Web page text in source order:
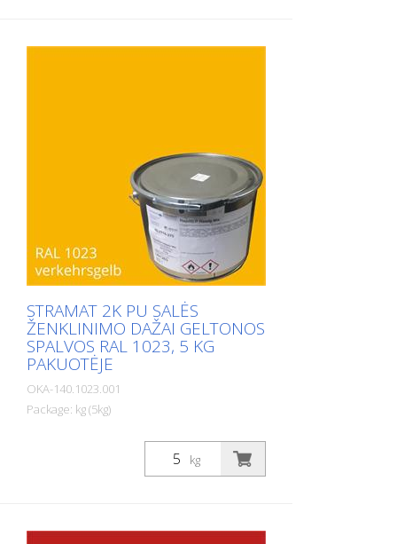
su bespalviu poliuretano glaistu. Idealūs
STRAMAT 2K PU SALĖS
ŽENKLINIMO DAŽAI GELTONOS
SPALVOS RAL 1023, 5 KG
PAKUOTĖJE
OKA-140.1023.001
Package: kg (5kg)
Tirpiklių pagrindu pagaminti 2
komponentų salės ženklinimo dažai
poliuretano pagrindu. Jei keliami
jautrumo nešvarumams reikalavimai.
kg